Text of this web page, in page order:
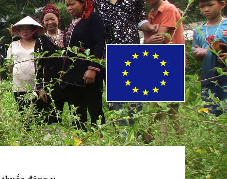
Hiệp hội bệnh
viện tư nhân Việt
Nam
Cục quản lý y
dược cổ truyền -
Hiệp hội doanh
nghiệp dược Việt